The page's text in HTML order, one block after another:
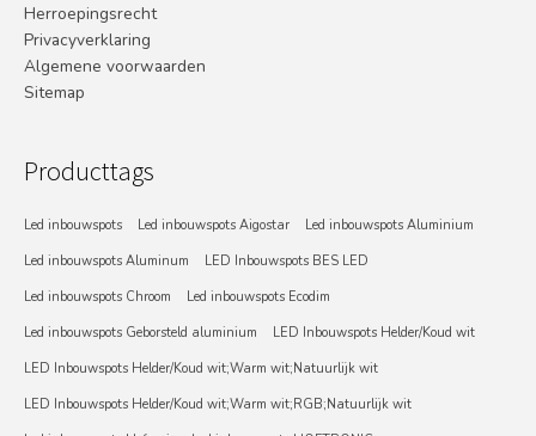
Herroepingsrecht
Privacyverklaring
Algemene voorwaarden
Sitemap
Producttags
Led inbouwspots Led inbouwspots Aigostar
Led inbouwspots Aluminium
Led inbouwspots Aluminum
LED Inbouwspots BES LED
Led inbouwspots Chroom
Led inbouwspots Ecodim
Led inbouwspots Geborsteld aluminium
LED Inbouwspots Helder/Koud wit
LED Inbouwspots Helder/Koud wit;Warm wit;Natuurlijk wit
LED Inbouwspots Helder/Koud wit;Warm wit;RGB;Natuurlijk wit